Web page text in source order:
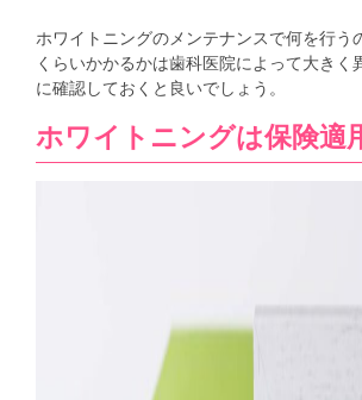
ホワイトニングのメンテナンスで何を行う
くらいかかるかは歯科医院によって大きく
に確認しておくと良いでしょう。
ホワイトニングは保険適